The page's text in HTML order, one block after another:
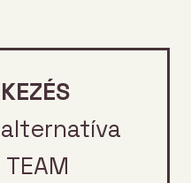
TEAM